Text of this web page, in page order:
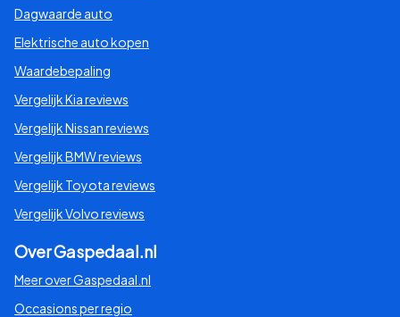
Dagwaarde auto
Elektrische auto kopen
Waardebepaling
Vergelijk Kia reviews
Vergelijk Nissan reviews
Vergelijk BMW reviews
Vergelijk Toyota reviews
Vergelijk Volvo reviews
Over Gaspedaal.nl
Meer over Gaspedaal.nl
Occasions per regio